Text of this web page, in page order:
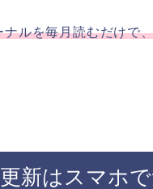
ナルを毎月読むだけで
新はスマホ